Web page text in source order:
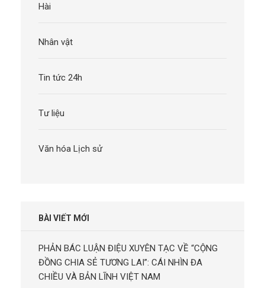
Hài
Nhân vật
Tin tức 24h
Tư liệu
Văn hóa Lịch sử
BÀI VIẾT MỚI
PHẢN BÁC LUẬN ĐIỆU XUYÊN TẠC VỀ “CỘNG
ĐỒNG CHIA SẺ TƯƠNG LAI”: CÁI NHÌN ĐA
CHIỀU VÀ BẢN LĨNH VIỆT NAM